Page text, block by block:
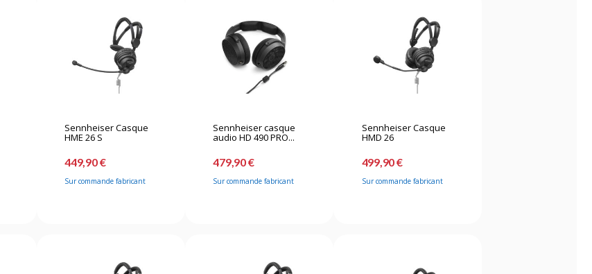
Sennheiser Casque
HME 26 S
449,90 €
Sur commande fabricant
Sennheiser casque
audio HD 490 PRO...
479,90 €
Sur commande fabricant
Sennheiser Casque
HMD 26
499,90 €
Sur commande fabricant